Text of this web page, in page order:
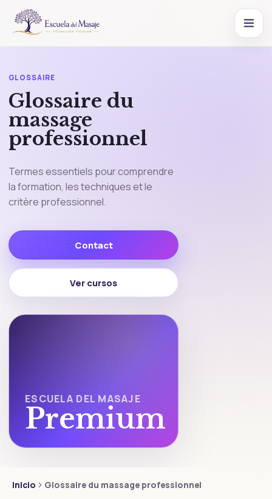
GLOSSAIRE
Glossaire du
massage
professionnel
Termes essentiels pour comprendre
la formation, les techniques et le
critère professionnel.
Contact
Ver cursos
ESCUELA DEL MASAJE
Premium
Inicio Glossaire du massage professionnel